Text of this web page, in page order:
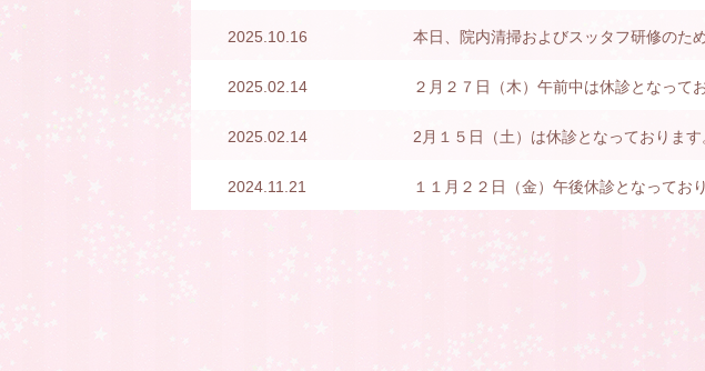
2025.10.16 本日、院内清掃およびスッタフ研修のた
2025.02.14 ２月２７日（木）午前中は休診となって
2025.02.14 2月１５日（土）は休診となっております
2024.11.21 １１月２２日（金）午後休診となってお